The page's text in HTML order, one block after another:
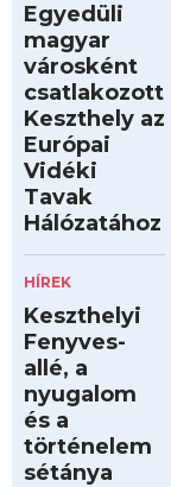
Egyedüli
magyar
városként
csatlakozott
Keszthely az
Európai
Vidéki
Tavak
Hálózatához
HÍREK
Keszthelyi
Fenyves-
allé, a
nyugalom
és a
történelem
sétánya